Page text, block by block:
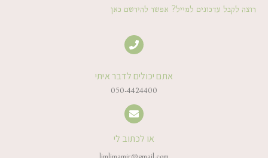
רוצה לקבל עדכונים למייל? אפשר להירשם כאן
אתם יכולים לדבר איתי
050-4424400
או לכתוב לי